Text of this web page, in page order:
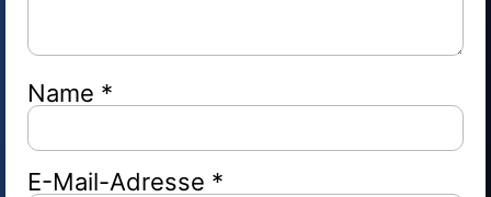
Name *
E-Mail-Adresse *